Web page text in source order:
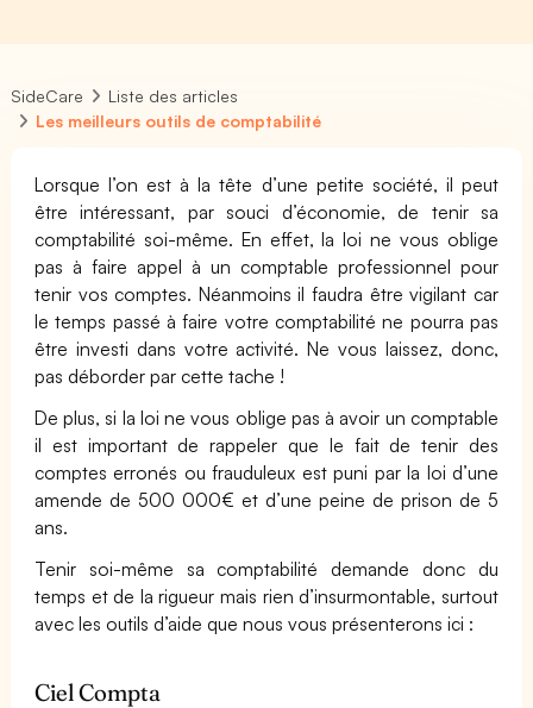
SideCare
Liste des articles
Les meilleurs outils de comptabilité
Lorsque l’on est à la tête d’une petite société, il peut
être intéressant, par souci d’économie, de tenir sa
comptabilité soi-même. En effet, la loi ne vous oblige
pas à faire appel à un comptable professionnel pour
tenir vos comptes. Néanmoins il faudra être vigilant car
le temps passé à faire votre comptabilité ne pourra pas
être investi dans votre activité. Ne vous laissez, donc,
pas déborder par cette tache !
De plus, si la loi ne vous oblige pas à avoir un comptable
il est important de rappeler que le fait de tenir des
comptes erronés ou frauduleux est puni par la loi d’une
amende de 500 000€ et d’une peine de prison de 5
ans.
Tenir soi-même sa comptabilité demande donc du
temps et de la rigueur mais rien d’insurmontable, surtout
avec les outils d’aide que nous vous présenterons ici :
Ciel Compta